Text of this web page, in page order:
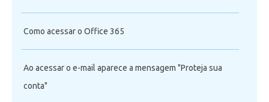
Como acessar o Office 365
Ao acessar o e-mail aparece a mensagem "Proteja sua
conta"